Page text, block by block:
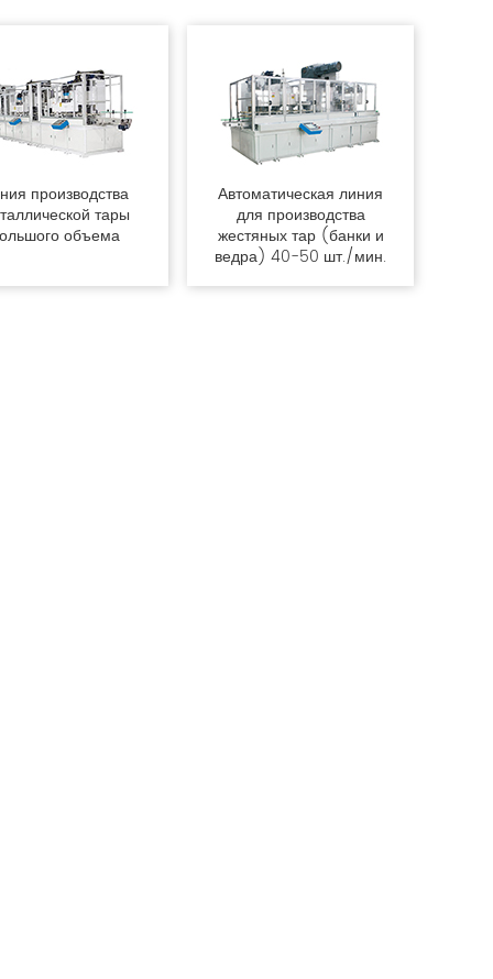
производства
тары
объема
Автоматическая линия
для производства
жестяных тар (банки и
ведра) 40-50 шт./мин.